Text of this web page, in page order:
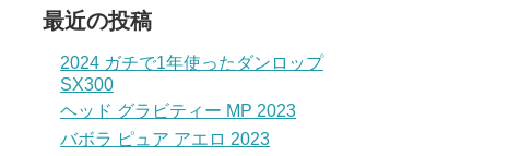
最近の投稿
2024 ガチで1年使ったダンロップ
SX300
ヘッド グラビティー MP 2023
バボラ ピュア アエロ 2023